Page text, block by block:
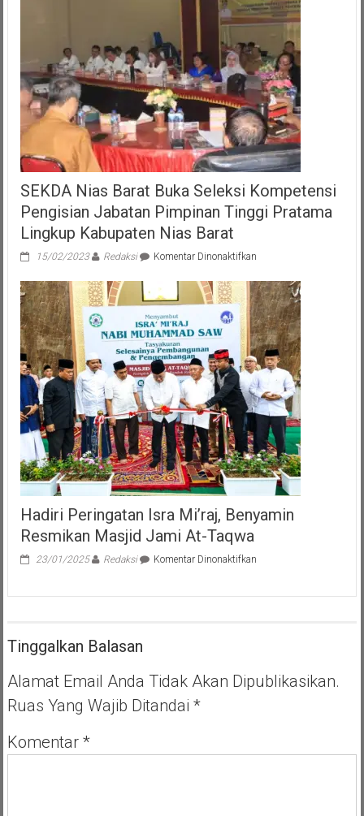
SEKDA Nias Barat Buka Seleksi Kompetensi
Pengisian Jabatan Pimpinan Tinggi Pratama
Lingkup Kabupaten Nias Barat
15/02/2023 Redaksi Komentar Dinonaktifkanpada
Nias
Barat
Buka
Seleksi
Kompetensi
Pengisian
Jabatan
Pimpinan
Tinggi
Pratama
Lingkup
Kabupaten
Nias
Barat
Hadiri Peringatan Isra Mi’raj, Benyamin
Resmikan Masjid Jami At-Taqwa
23/01/2025 Redaksi Komentar Dinonaktifkanpada
Jami
At-
Tinggalkan Balasan
Alamat Email Anda Tidak Akan Dipublikasikan.
Ruas Yang Wajib Ditandai *
Komentar *